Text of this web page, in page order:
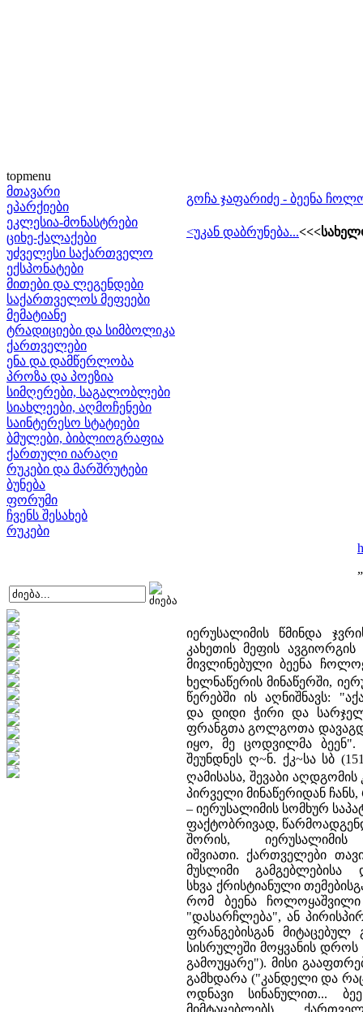
topmenu
მთავარი
ეპარქიები
ეკლესია-მონასტრები
ციხე-ქალაქები
უძველესი საქართველო
ექსპონატები
მითები და ლეგენდები
საქართველოს მეფეები
მემატიანე
ტრადიციები და სიმბოლიკა
ქართველები
ენა და დამწერლობა
პროზა და პოეზია
სიმღერები, საგალობლები
სიახლეები, აღმოჩენები
საინტერესო სტატიები
ბმულები, ბიბლიოგრაფია
ქართული იარაღი
რუკები და მარშრუტები
ბუნება
ფორუმი
ჩვენს შესახებ
რუკები
გოჩა ჯაფარიძე - ბეენა
<უკან დაბრუნება...
”
იერუსალიმის წმინდა
კახეთის მეფის
მივლინებული ბეენა
ხელნაწერის მინაწერში,
წერებში ის აღნიშნავს:
და დიდი ჭირი და
ფრანგთა გოლგოთა
იყო, მე ცოდვილმა ბეენ".
შეუნდნეს ღ~ნ. ქკ~სა სბ
ღამისასა, შევაბი
პირველი მინაწერიდან
– იერუსალიმის სომხურ
ფაქტობრივად,
შორის,
იშვიათი. ქართველები
მუსლიმი
სხვა ქრისტიანული
რომ ბეენა
"დასარჩლება", ან
ფრანგებისგან
სისრულეში მოყვანის
გამოუყარე"). მისი
გამხდარა ("კანდელი და
ოდნავი სინანულით...
მიმტაცებლებს